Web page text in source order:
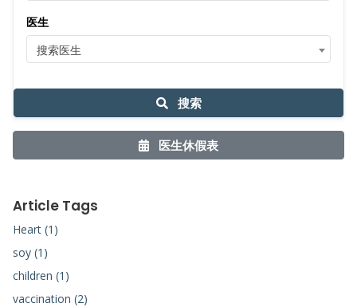
医生
搜索医生
搜索
医生休假表
Article Tags
Heart (1)
soy (1)
children (1)
vaccination (2)